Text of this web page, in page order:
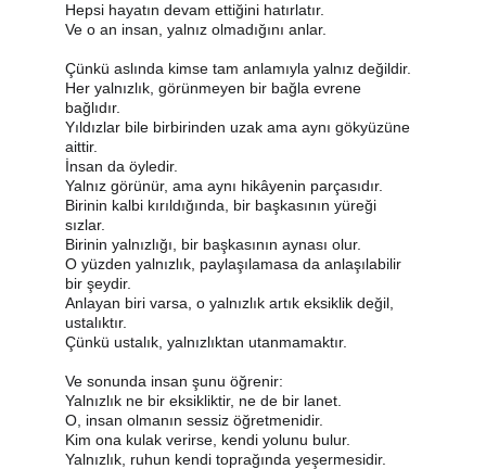
Hepsi hayatın devam ettiğini hatırlatır.
Ve o an insan, yalnız olmadığını anlar.
Çünkü aslında kimse tam anlamıyla yalnız değildir.
Her yalnızlık, görünmeyen bir bağla evrene
bağlıdır.
Yıldızlar bile birbirinden uzak ama aynı gökyüzüne
aittir.
İnsan da öyledir.
Yalnız görünür, ama aynı hikâyenin parçasıdır.
Birinin kalbi kırıldığında, bir başkasının yüreği
sızlar.
Birinin yalnızlığı, bir başkasının aynası olur.
O yüzden yalnızlık, paylaşılamasa da anlaşılabilir
bir şeydir.
Anlayan biri varsa, o yalnızlık artık eksiklik değil,
ustalıktır.
Çünkü ustalık, yalnızlıktan utanmamaktır.
Ve sonunda insan şunu öğrenir:
Yalnızlık ne bir eksikliktir, ne de bir lanet.
O, insan olmanın sessiz öğretmenidir.
Kim ona kulak verirse, kendi yolunu bulur.
Yalnızlık, ruhun kendi toprağında yeşermesidir.